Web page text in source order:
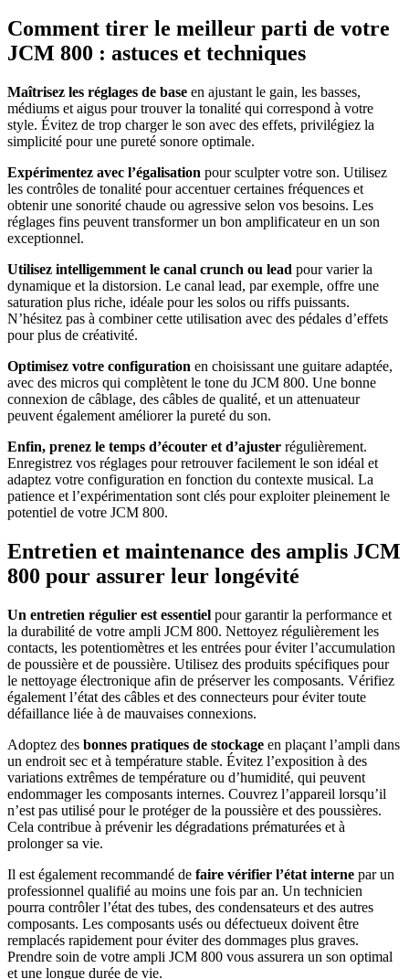
Comment tirer le meilleur parti de votre
JCM 800 : astuces et techniques
Maîtrisez les réglages de base en ajustant le gain, les basses,
médiums et aigus pour trouver la tonalité qui correspond à votre
style. Évitez de trop charger le son avec des effets, privilégiez la
simplicité pour une pureté sonore optimale.
Expérimentez avec l’égalisation pour sculpter votre son. Utilisez
les contrôles de tonalité pour accentuer certaines fréquences et
obtenir une sonorité chaude ou agressive selon vos besoins. Les
réglages fins peuvent transformer un bon amplificateur en un son
exceptionnel.
Utilisez intelligemment le canal crunch ou lead pour varier la
dynamique et la distorsion. Le canal lead, par exemple, offre une
saturation plus riche, idéale pour les solos ou riffs puissants.
N’hésitez pas à combiner cette utilisation avec des pédales d’effets
pour plus de créativité.
Optimisez votre configuration en choisissant une guitare adaptée,
avec des micros qui complètent le tone du JCM 800. Une bonne
connexion de câblage, des câbles de qualité, et un attenuateur
peuvent également améliorer la pureté du son.
Enfin, prenez le temps d’écouter et d’ajuster régulièrement.
Enregistrez vos réglages pour retrouver facilement le son idéal et
adaptez votre configuration en fonction du contexte musical. La
patience et l’expérimentation sont clés pour exploiter pleinement le
potentiel de votre JCM 800.
Entretien et maintenance des amplis JCM
800 pour assurer leur longévité
Un entretien régulier est essentiel pour garantir la performance et
la durabilité de votre ampli JCM 800. Nettoyez régulièrement les
contacts, les potentiomètres et les entrées pour éviter l’accumulation
de poussière et de poussière. Utilisez des produits spécifiques pour
le nettoyage électronique afin de préserver les composants. Vérifiez
également l’état des câbles et des connecteurs pour éviter toute
défaillance liée à de mauvaises connexions.
Adoptez des bonnes pratiques de stockage en plaçant l’ampli dans
un endroit sec et à température stable. Évitez l’exposition à des
variations extrêmes de température ou d’humidité, qui peuvent
endommager les composants internes. Couvrez l’appareil lorsqu’il
n’est pas utilisé pour le protéger de la poussière et des poussières.
Cela contribue à prévenir les dégradations prématurées et à
prolonger sa vie.
Il est également recommandé de faire vérifier l’état interne par un
professionnel qualifié au moins une fois par an. Un technicien
pourra contrôler l’état des tubes, des condensateurs et des autres
composants. Les composants usés ou défectueux doivent être
remplacés rapidement pour éviter des dommages plus graves.
Prendre soin de votre ampli JCM 800 vous assurera un son optimal
et une longue durée de vie.